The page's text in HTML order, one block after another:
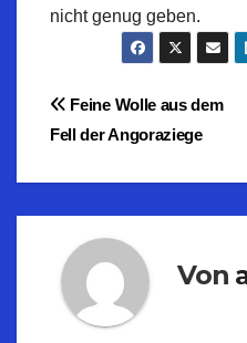
nicht genug geben.
Feine Wolle aus dem
Fell der Angoraziege
Von